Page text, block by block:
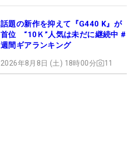
話題の新作を抑えて『G440 K』が
首位 “10Ｋ”人気は未だに継続中 #
週間ギアランキング
2026年8月8日 (土) 18時00分 11